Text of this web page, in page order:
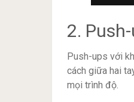
2.
Push-ups với
cách giữa hai
mọi trình độ.